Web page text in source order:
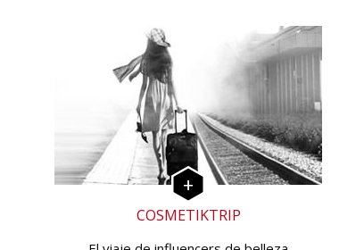
COSMETIKTRIP